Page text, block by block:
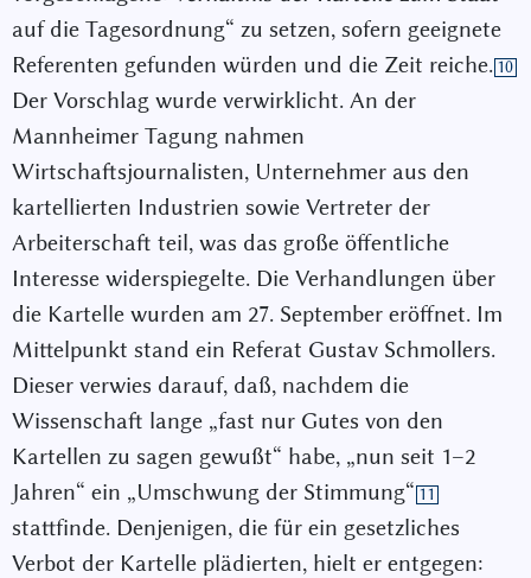
auf die Tagesordnung“ zu setzen, sofern geeignete
Referenten gefunden würden und die Zeit reiche. 10
Der Vorschlag wurde verwirklicht. An der
Mannheimer Tagung nahmen
Wirtschaftsjournalisten, Unternehmer aus den
kartellierten Industrien sowie Vertreter der
Arbeiterschaft teil, was das große öffentliche
Interesse widerspiegelte. Die Verhandlungen über
die Kartelle wurden am 27. September eröffnet. Im
Mittelpunkt stand ein Referat Gustav Schmollers.
Dieser verwies darauf, daß, nachdem die
Wissenschaft lange „fast nur Gutes von den
Kartellen zu sagen gewußt“ habe, „nun seit 1–2
Jahren“ ein „Umschwung der Stimmung“ 11
stattfinde. Denjenigen, die für ein gesetzliches
Verbot der Kartelle plädierten, hielt er entgegen: